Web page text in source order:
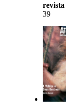
revista
39